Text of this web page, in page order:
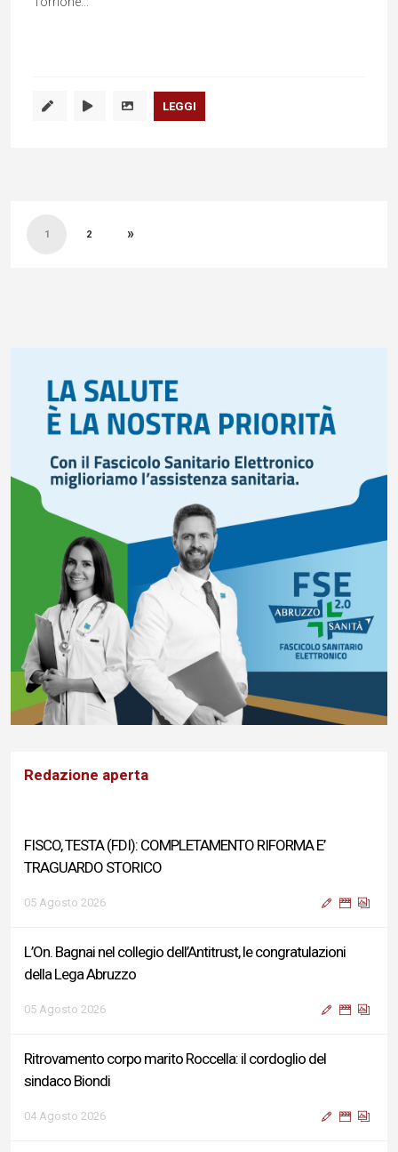
LEGGI
degli1 2 »
Redazione aperta
FISCO, TESTA (FDI): COMPLETAMENTO RIFORMA E’
TRAGUARDO STORICO
05 Agosto 2026
L’On. Bagnai nel collegio dell’Antitrust, le congratulazioni
della Lega Abruzzo
05 Agosto 2026
Ritrovamento corpo marito Roccella: il cordoglio del
sindaco Biondi
04 Agosto 2026